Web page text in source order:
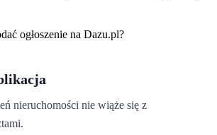
ogłoszenie na Dazu.pl?
nieruchomości nie wiąże się z